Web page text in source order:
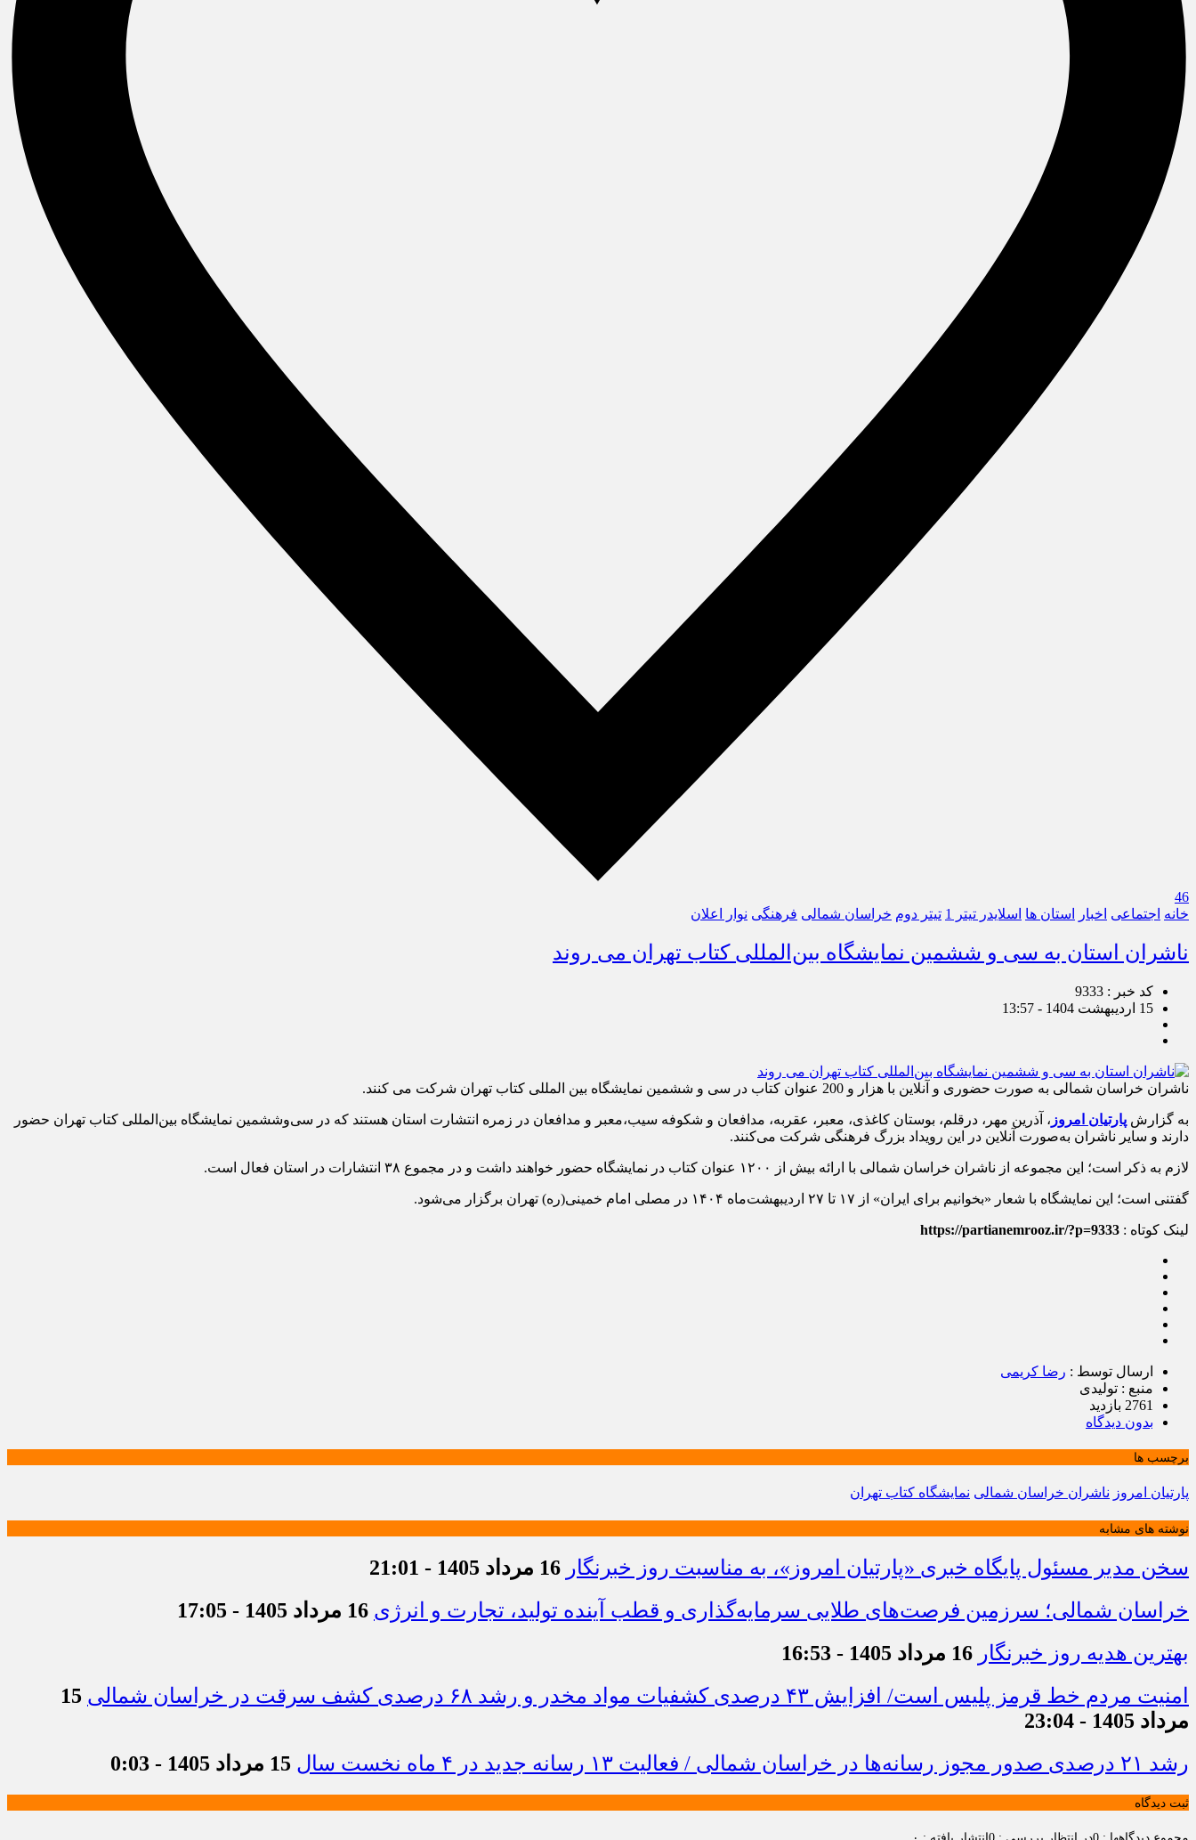
46
خانه اجتماعی اخبار استان ها اسلایدر تیتر 1 تیتر دوم خراسان شمالی فرهنگی نوار اعلان
ناشران استان به سی‌ و ششمین نمایشگاه بین‌المللی کتاب تهران می روند
کد خبر : 9333
15 اردیبهشت 1404 - 13:57
ناشران خراسان شمالی به صورت حضوری و آنلاین با هزار و 200 عنوان کتاب در سی و ششمین نمایشگاه بین المللی کتاب تهران شرکت می کنند.
به گزارش پارتیان امروز ، آذرین مهر، درقلم، بوستان کاغذی، معبر، عقربه، مدافعان و شکوفه سیب،معبر و مدافعان در زمره انتشارت استان هستند که در سی‌وششمین نمایشگاه بین‌المللی کتاب تهران حضور
دارند و سایر ناشران به‌صورت آنلاین در این رویداد بزرگ فرهنگی شرکت می‌کنند.
لازم به ذکر است؛ این مجموعه از ناشران خراسان شمالی با ارائه بیش از ۱۲۰۰ عنوان کتاب در نمایشگاه حضور خواهند داشت و در مجموع ۳۸ انتشارات در استان فعال است.
گفتنی است؛ این نمایشگاه با شعار «بخوانیم برای ایران» از ۱۷ تا ۲۷ اردیبهشت‌ماه ۱۴۰۴ در مصلی امام خمینی(ره) تهران برگزار می‌شود.
لینک کوتاه : https://partianemrooz.ir/?p=9333
ارسال توسط : رضا کریمی
منبع : تولیدی
2761 بازدید
بدون دیدگاه
برچسب ها
پارتیان امروز ناشران خراسان شمالی نمایشگاه کتاب تهران
نوشته های مشابه
سخن مدیر مسئول پایگاه خبری «پارتیان امروز»، به مناسبت روز خبرنگار 16 مرداد 1405 - 21:01
خراسان شمالی؛ سرزمین فرصت‌های طلایی سرمایه‌گذاری و قطب آینده تولید، تجارت و انرژی 16 مرداد 1405 - 17:05
بهترین هدیه روز خبرنگار 16 مرداد 1405 - 16:53
امنیت مردم خط قرمز پلیس است/ افزایش ۴۳ درصدی کشفیات مواد مخدر و رشد ۶۸ درصدی کشف سرقت در خراسان شمالی
15
مرداد 1405 - 23:04
رشد ۲۱ درصدی صدور مجوز رسانه‌ها در خراسان شمالی / فعالیت ۱۳ رسانه جدید در ۴ ماه نخست سال
15 مرداد 1405 - 0:03
ثبت دیدگاه